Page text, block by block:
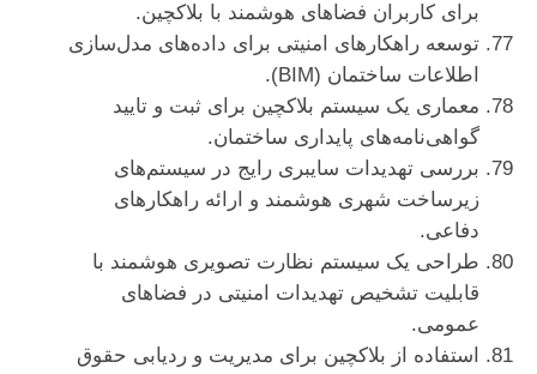
برای کاربران فضاهای هوشمند با بلاکچین.
توسعه راهکارهای امنیتی برای داده‌های مدل‌سازی
اطلاعات ساختمان (BIM).
معماری یک سیستم بلاکچین برای ثبت و تایید
گواهی‌نامه‌های پایداری ساختمان.
بررسی تهدیدات سایبری رایج در سیستم‌های
زیرساخت شهری هوشمند و ارائه راهکارهای
دفاعی.
طراحی یک سیستم نظارت تصویری هوشمند با
قابلیت تشخیص تهدیدات امنیتی در فضاهای
عمومی.
استفاده از بلاکچین برای مدیریت و ردیابی حقوق